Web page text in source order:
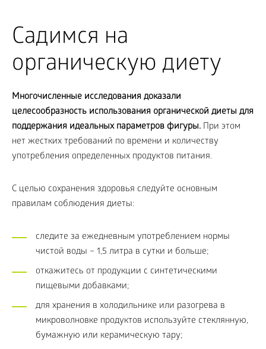
Садимся на
органическую диету
Многочисленные исследования доказали
целесообразность использования органической диеты для
поддержания идеальных параметров фигуры. При этом
нет жестких требований по времени и количеству
употребления определенных продуктов питания.
С целью сохранения здоровья следуйте основным
правилам соблюдения диеты:
следите за ежедневным употреблением нормы
чистой воды – 1,5 литра в сутки и больше;
откажитесь от продукции с синтетическими
пищевыми добавками;
для хранения в холодильнике или разогрева в
микроволновке продуктов используйте стеклянную,
бумажную или керамическую тару;